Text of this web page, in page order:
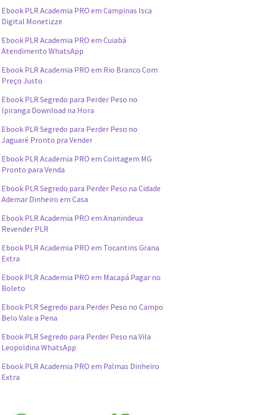
Ebook PLR Academia PRO em Campinas Isca
Digital Monetizze
Ebook PLR Academia PRO em Cuiabá
Atendimento WhatsApp
Ebook PLR Academia PRO em Rio Branco Com
Preço Justo
Ebook PLR Segredo para Perder Peso no
Ipiranga Download na Hora
Ebook PLR Segredo para Perder Peso no
Jaguaré Pronto pra Vender
Ebook PLR Academia PRO em Contagem MG
Pronto para Venda
Ebook PLR Segredo para Perder Peso na Cidade
Ademar Dinheiro em Casa
Ebook PLR Academia PRO em Ananindeua
Revender PLR
Ebook PLR Academia PRO em Tocantins Grana
Extra
Ebook PLR Academia PRO em Macapá Pagar no
Boleto
Ebook PLR Segredo para Perder Peso no Campo
Belo Vale a Pena
Ebook PLR Segredo para Perder Peso na Vila
Leopoldina WhatsApp
Ebook PLR Academia PRO em Palmas Dinheiro
Extra